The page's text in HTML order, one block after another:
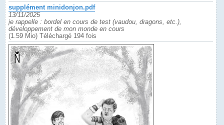
supplément minidonjon.pdf
13/11/2025
je rappelle : bordel en cours de test (vaudou, dragons, etc.),
développement de mon monde en cours
(1.59 Mio) Téléchargé 194 fois